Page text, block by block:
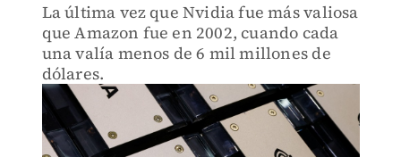
La última vez que Nvidia fue más valiosa
que Amazon fue en 2002, cuando cada
una valía menos de 6 mil millones de
dólares.